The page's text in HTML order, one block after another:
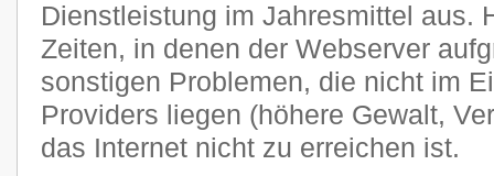
Dienstleistung im Jahresmittel aus.
Zeiten, in denen der Webserver
sonstigen Problemen, die nicht im
Providers liegen (höhere Gewalt,
das Internet nicht zu erreichen ist.